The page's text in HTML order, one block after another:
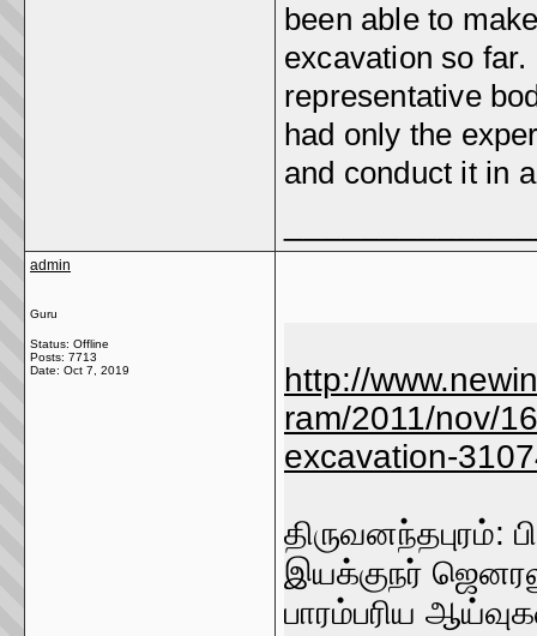
been able to
excavation so
representative
had only the
and conduct it in
admin
Guru
Status: Offline
Posts: 7713
Date: Oct 7, 2019
http://
ram/2011/nov/
excavation-
திருவனந்தபுரம்:
இயக்குநர்
பாரம்பரிய